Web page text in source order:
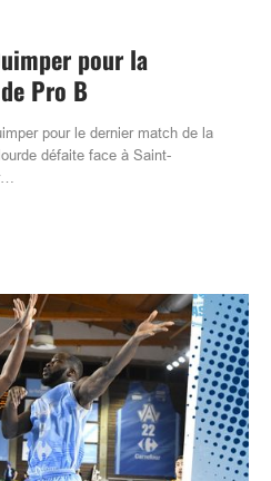
pour la
Pro B
pour le dernier match de la
défaite face à Saint-